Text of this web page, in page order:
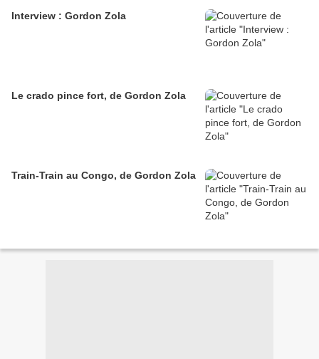
Interview : Gordon Zola
Le crado pince fort, de Gordon Zola
Train-Train au Congo, de Gordon Zola